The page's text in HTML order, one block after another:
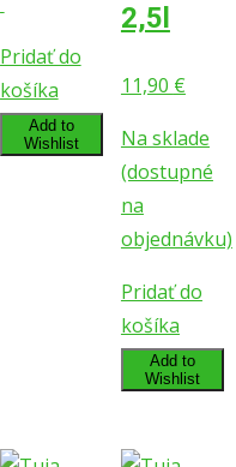
Pridať do
košíka
Add to
Wishlist
2,5l
11,90 €
Na sklade
(dostupné
na
objednávku)
Pridať do
košíka
Add to
Wishlist